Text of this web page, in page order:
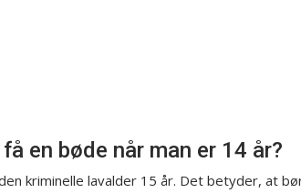
en bøde når man er 14 år?
kriminelle lavalder 15 år. Det betyder, at